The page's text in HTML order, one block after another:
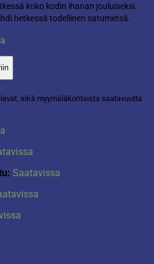
koko kodin ihanan jouluiseksi.
hetkessä todellinen satumetsä.
eikä myymäläkohtaista saatavuutta
Saatavissa